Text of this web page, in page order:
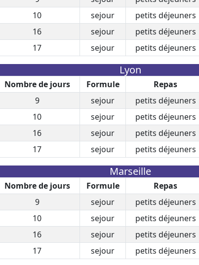
10 sejour petits déjeuners
16 sejour petits déjeuners
17 sejour petits déjeuners
Lyon
Nombre de jours Formule Repas
9 sejour petits déjeuners
10 sejour petits déjeuners
16 sejour petits déjeuners
17 sejour petits déjeuners
Marseille
Nombre de jours Formule Repas
9 sejour petits déjeuners
10 sejour petits déjeuners
16 sejour petits déjeuners
17 sejour petits déjeuners